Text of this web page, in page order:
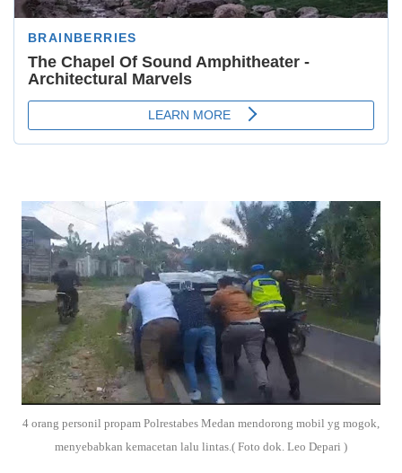
4 orang personil propam Polrestabes Medan mendorong mobil yg mogok,
menyebabkan kemacetan lalu lintas.( Foto dok. Leo Depari )